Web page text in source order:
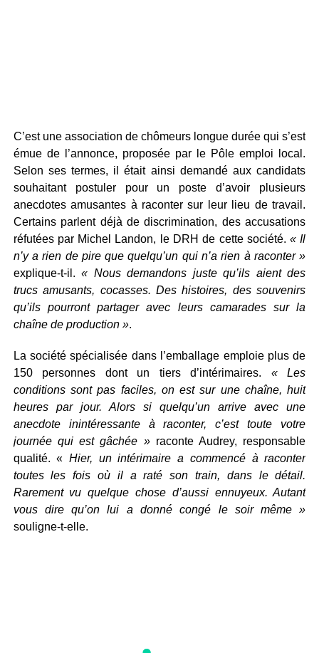
C’est une association de chômeurs longue durée qui s’est
émue de l’annonce, proposée par le Pôle emploi local.
Selon ses termes, il était ainsi demandé aux candidats
souhaitant postuler pour un poste d’avoir plusieurs
anecdotes amusantes à raconter sur leur lieu de travail.
Certains parlent déjà de discrimination, des accusations
réfutées par Michel Landon, le DRH de cette société.« Il
n’y a rien de pire que quelqu’un qui n’a rien à raconter »
explique-t-il.« Nous demandons juste qu’ils aient des
trucs amusants, cocasses. Des histoires, des souvenirs
qu’ils pourront partager avec leurs camarades sur la
chaîne de production ».
La société spécialisée dans l’emballage emploie plus de
150 personnes dont un tiers d’intérimaires. « Les
conditions sont pas faciles, on est sur une chaîne, huit
heures par jour. Alors si quelqu’un arrive avec une
anecdote inintéressante à raconter, c’est toute votre
journée qui est gâchée »raconte Audrey, responsable
qualité. « Hier, un intérimaire a commencé à raconter
toutes les fois où il a raté son train, dans le détail.
Rarement vu quelque chose d’aussi ennuyeux. Autant
vous dire qu’on lui a donné congé le soir même »
souligne-t-elle.